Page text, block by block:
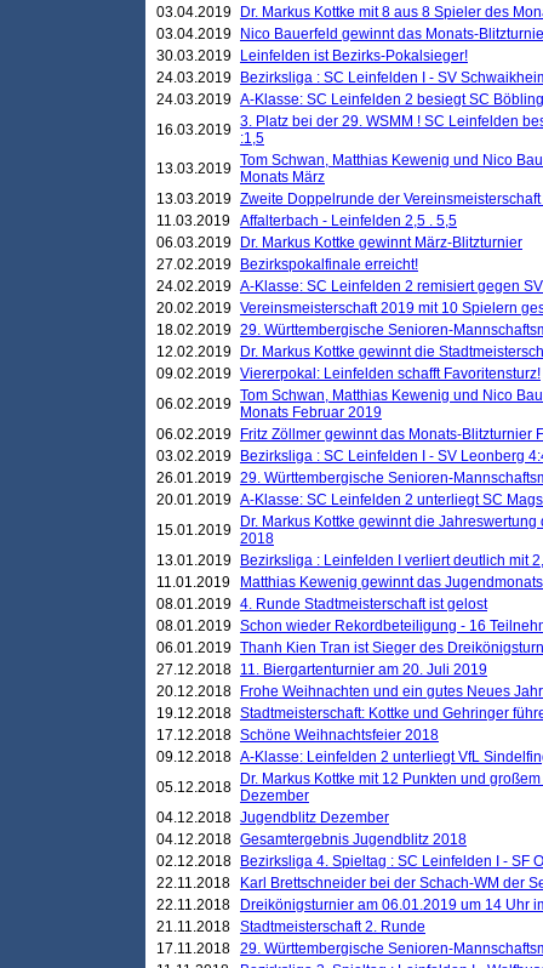
03.04.2019
Dr. Markus Kottke mit 8 aus 8 Spieler des
03.04.2019
Nico Bauerfeld gewinnt das Monats-
30.03.2019
Leinfelden ist Bezirks-Pokalsieger!
24.03.2019
Bezirksliga : SC Leinfelden I - SV
24.03.2019 A-Klasse: SC Leinfelden 2 besiegt SC
16.03.2019 3. Platz bei der 29. WSMM ! SC Leinfelden
:1,5
13.03.2019 Tom Schwan, Matthias Kewenig und Nico
Monats März
13.03.2019 Zweite Doppelrunde der
11.03.2019 Affalterbach - Leinfelden 2,5 . 5,5
06.03.2019
Dr. Markus Kottke gewinnt März-Blitzturnier
27.02.2019
Bezirkspokalfinale erreicht!
24.02.2019 A-Klasse: SC Leinfelden 2 remisiert gegen
20.02.2019 Vereinsmeisterschaft 2019 mit 10 Spielern
18.02.2019 29. Württembergische Senioren-
12.02.2019
Dr. Markus Kottke gewinnt die
09.02.2019 Viererpokal: Leinfelden schafft Favoritensturz!
06.02.2019 Tom Schwan, Matthias Kewenig und Nico
Monats Februar 2019
06.02.2019
Fritz Zöllmer gewinnt das Monats-Blitzturnier
03.02.2019
Bezirksliga : SC Leinfelden I - SV Leonberg
26.01.2019 29. Württembergische Senioren-
20.01.2019 A-Klasse: SC Leinfelden 2 unterliegt SC
15.01.2019
Dr. Markus Kottke gewinnt die
2018
13.01.2019
Bezirksliga : Leinfelden I verliert deutlich mit
11.01.2019
Matthias Kewenig gewinnt das
08.01.2019 4. Runde Stadtmeisterschaft ist gelost
08.01.2019 Schon wieder Rekordbeteiligung - 16
06.01.2019 Thanh Kien Tran ist Sieger des
27.12.2018 11. Biergartenturnier am 20. Juli 2019
20.12.2018
Frohe Weihnachten und ein gutes Neues
19.12.2018 Stadtmeisterschaft: Kottke und Gehringer
17.12.2018 Schöne Weihnachtsfeier 2018
09.12.2018 A-Klasse: Leinfelden 2 unterliegt VfL
05.12.2018
Dr. Markus Kottke mit 12 Punkten und
Dezember
04.12.2018 Jugendblitz Dezember
04.12.2018 Gesamtergebnis Jugendblitz 2018
02.12.2018
Bezirksliga 4. Spieltag : SC Leinfelden I - SF
22.11.2018
Karl Brettschneider bei der Schach-WM der
22.11.2018
Dreikönigsturnier am 06.01.2019 um 14 Uhr
21.11.2018 Stadtmeisterschaft 2. Runde
17.11.2018 29. Württembergische Senioren-